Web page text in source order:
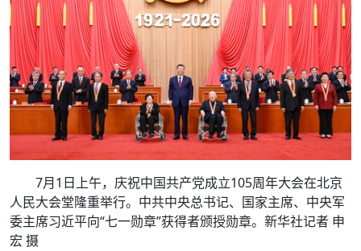
7月1日上午，庆祝中国共产党成立105周年大会在北京
人民大会堂隆重举行。中共中央总书记、国家主席、中央军
委主席习近平向“七一勋章”获得者颁授勋章。新华社记者 申
宏 摄